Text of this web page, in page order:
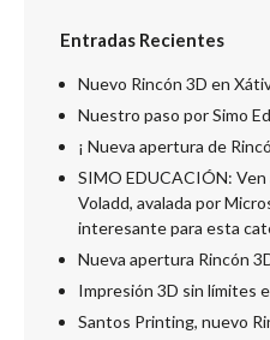
Entradas Recientes
Nuevo Rincón 3D en
Nuestro paso por Simo
¡ Nueva apertura de
SIMO EDUCACIÓN: Ven
Voladd, avalada por
interesante para esta
Nueva apertura Rincón
Impresión 3D sin límites
Santos Printing, nuevo